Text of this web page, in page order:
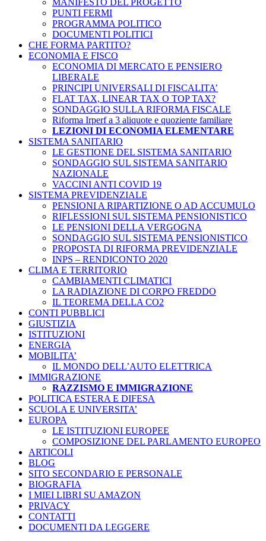
MANIFESTO DEL PROGETTO
PUNTI FERMI
PROGRAMMA POLITICO
DOCUMENTI POLITICI
CHE FORMA PARTITO?
ECONOMIA E FISCO
ECONOMIA DI MERCATO E PENSIERO
LIBERALE
PRINCIPI UNIVERSALI DI FISCALITA’
FLAT TAX, LINEAR TAX O TOP TAX?
SONDAGGIO SULLA RIFORMA FISCALE
Riforma Irperf a 3 aliquote e quoziente familiare
LEZIONI DI ECONOMIA ELEMENTARE
SISTEMA SANITARIO
LE GESTIONE DEL SISTEMA SANITARIO
SONDAGGIO SUL SISTEMA SANITARIO
NAZIONALE
VACCINI ANTI COVID 19
SISTEMA PREVIDENZIALE
PENSIONI A RIPARTIZIONE O AD ACCUMULO
RIFLESSIONI SUL SISTEMA PENSIONISTICO
LE PENSIONI DELLA VERGOGNA
SONDAGGIO SUL SISTEMA PENSIONISTICO
PROPOSTA DI RIFORMA PREVIDENZIALE
INPS – RENDICONTO 2020
CLIMA E TERRITORIO
CAMBIAMENTI CLIMATICI
LA RADIAZIONE DI CORPO FREDDO
IL TEOREMA DELLA CO2
CONTI PUBBLICI
GIUSTIZIA
ISTITUZIONI
ENERGIA
MOBILITA’
IL MONDO DELL’AUTO ELETTRICA
IMMIGRAZIONE
RAZZISMO E IMMIGRAZIONE
POLITICA ESTERA E DIFESA
SCUOLA E UNIVERSITA’
EUROPA
LE ISTITUZIONI EUROPEE
COMPOSIZIONE DEL PARLAMENTO EUROPEO
ARTICOLI
BLOG
SITO SECONDARIO E PERSONALE
BIOGRAFIA
I MIEI LIBRI SU AMAZON
PRIVACY
CONTATTI
DOCUMENTI DA LEGGERE